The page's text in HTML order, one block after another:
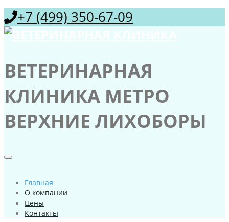
+7 (499) 350-67-09
ВЕТЕРИНАРНАЯ
КЛИНИКА МЕТРО
ВЕРХНИЕ ЛИХОБОРЫ
Главная
О компании
Цены
Контакты